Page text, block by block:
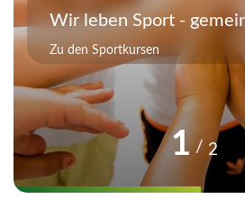
Wir leben Sport -
Zu den Sportkursen
1 2